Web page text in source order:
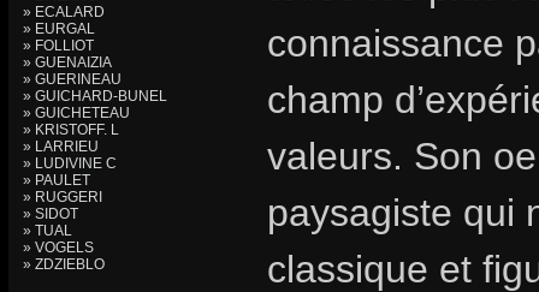
» ECALARD
» EURGAL
» FOLLIOT
» GUENAIZIA
» GUERINEAU
» GUICHARD-BUNEL
» GUICHETEAU
» KRISTOFF. L
» LARRIEU
» LUDIVINE C
» PAULET
» RUGGERI
» SIDOT
» TUAL
» VOGELS
» ZDZIEBLO
connaissance
champ
valeurs. Son
paysagiste qui
classique et